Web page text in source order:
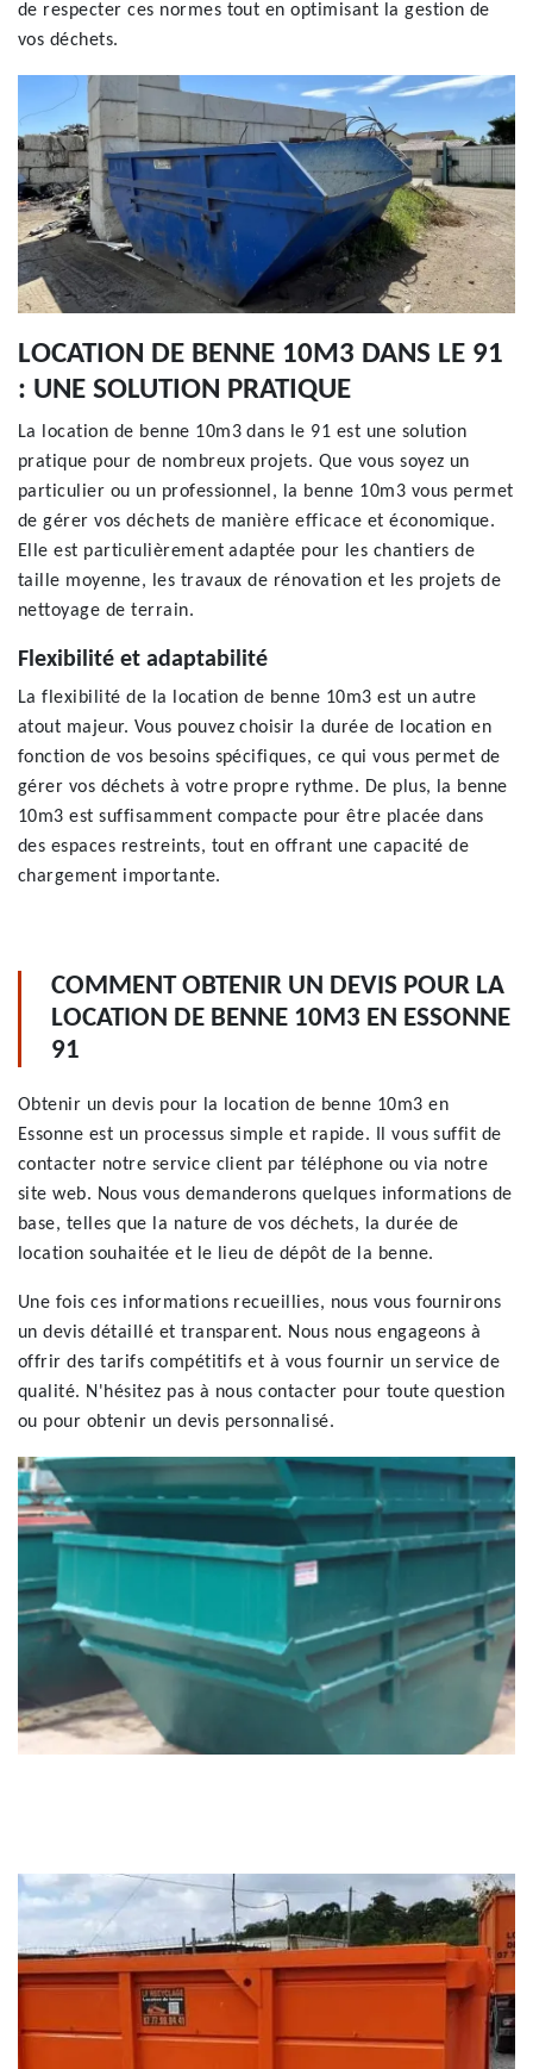
de respecter ces normes tout en optimisant la gestion de
vos déchets.
LOCATION DE BENNE 10M3 DANS LE 91
: UNE SOLUTION PRATIQUE
La location de benne 10m3 dans le 91 est une solution
pratique pour de nombreux projets. Que vous soyez un
particulier ou un professionnel, la benne 10m3 vous permet
de gérer vos déchets de manière efficace et économique.
Elle est particulièrement adaptée pour les chantiers de
taille moyenne, les travaux de rénovation et les projets de
nettoyage de terrain.
Flexibilité et adaptabilité
La flexibilité de la location de benne 10m3 est un autre
atout majeur. Vous pouvez choisir la durée de location en
fonction de vos besoins spécifiques, ce qui vous permet de
gérer vos déchets à votre propre rythme. De plus, la benne
10m3 est suffisamment compacte pour être placée dans
des espaces restreints, tout en offrant une capacité de
chargement importante.
COMMENT OBTENIR UN DEVIS POUR LA
LOCATION DE BENNE 10M3 EN ESSONNE
91
Obtenir un devis pour la location de benne 10m3 en
Essonne est un processus simple et rapide. Il vous suffit de
contacter notre service client par téléphone ou via notre
site web. Nous vous demanderons quelques informations de
base, telles que la nature de vos déchets, la durée de
location souhaitée et le lieu de dépôt de la benne.
Une fois ces informations recueillies, nous vous fournirons
un devis détaillé et transparent. Nous nous engageons à
offrir des tarifs compétitifs et à vous fournir un service de
qualité. N'hésitez pas à nous contacter pour toute question
ou pour obtenir un devis personnalisé.